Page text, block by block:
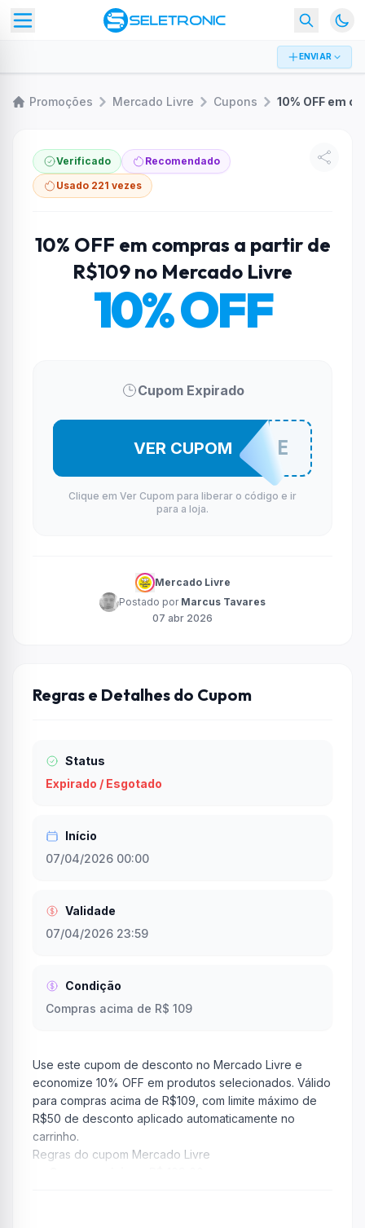
ENVIAR
Promoções Mercado Livre Cupons
Verificado
Recomendado
Usado 221 vezes
10% OFF em compras a partir de
R$109 no Mercado Livre
10% OFF
Cupom Expirado
BELEZALIVRE
VER CUPOM
Clique em Ver Cupom para liberar o código e ir
para a loja.
Mercado Livre
Postado por Marcus Tavares
07 abr 2026
Regras e Detalhes do Cupom
Status
Expirado / Esgotado
Início
07/04/2026 00:00
Validade
07/04/2026 23:59
Condição
Compras acima de R$ 109
Use este cupom de desconto no Mercado Livre e
economize 10% OFF em produtos selecionados. Válido
para compras acima de R$109, com limite máximo de
R$50 de desconto aplicado automaticamente no
carrinho.
Regras do cupom Mercado Livre